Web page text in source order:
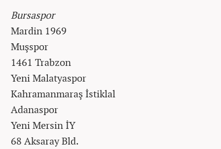
Bursaspor
Mardin 1969
Muşspor
1461 Trabzon
Yeni Malatyaspor
Kahramanmaraş İstiklal
Adanaspor
Yeni Mersin İY
68 Aksaray Bld.